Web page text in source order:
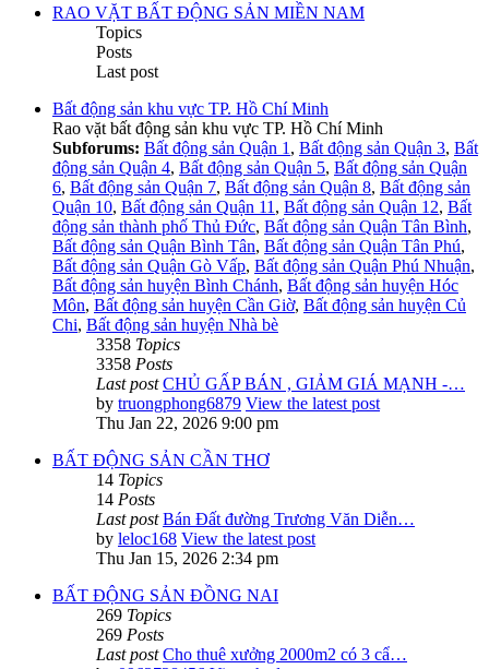
RAO VẶT BẤT ĐỘNG SẢN MIỀN NAM
Topics
Posts
Last post
Bất động sản khu vực TP. Hồ Chí Minh
Rao vặt bất động sản khu vực TP. Hồ Chí Minh
Subforums: Bất động sản Quận 1 , Bất động sản Quận 3, Bất
động sản Quận 4, Bất động sản Quận 5, Bất động sản Quận
6, Bất động sản Quận 7, Bất động sản Quận 8, Bất động sản
Quận 10, Bất động sản Quận 11 , Bất động sản Quận 12, Bất
động sản thành phố Thủ Đức, Bất động sản Quận Tân Bình,
Bất động sản Quận Bình Tân, Bất động sản Quận Tân Phú,
Bất động sản Quận Gò Vấp, Bất động sản Quận Phú Nhuận,
Bất động sản huyện Bình Chánh, Bất động sản huyện Hóc
Môn, Bất động sản huyện Cần Giờ, Bất động sản huyện Củ
Chi, Bất động sản huyện Nhà bè
3358 Topics
3358 Posts
Last post CHỦ GẤP BÁN , GIẢM GIÁ MẠNH -…
by truongphong6879 View the latest post
Thu Jan 22, 2026 9:00 pm
BẤT ĐỘNG SẢN CẦN THƠ
14 Topics
14 Posts
Last post Bán Đất đường Trương Văn Diễn…
by leloc168 View the latest post
Thu Jan 15, 2026 2:34 pm
BẤT ĐỘNG SẢN ĐỒNG NAI
269 Topics
269 Posts
Last post Cho thuê xưởng 2000m2 có 3 cẩ…